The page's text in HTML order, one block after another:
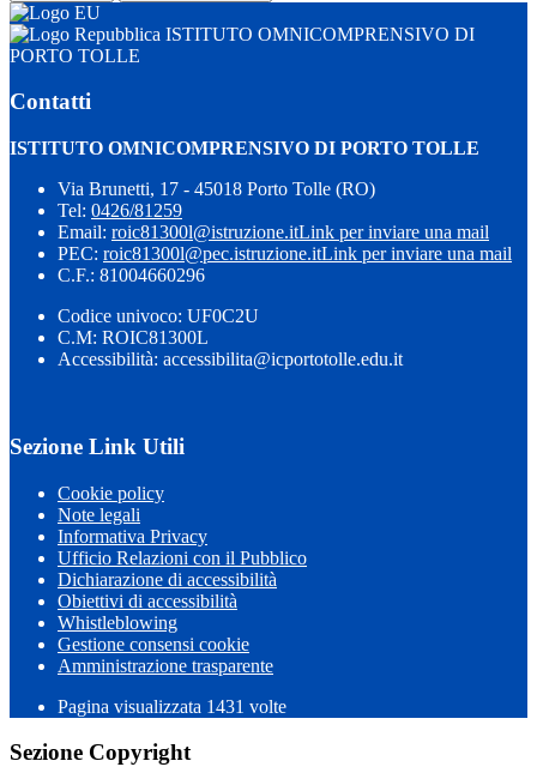
ISTITUTO OMNICOMPRENSIVO DI
PORTO TOLLE
Contatti
ISTITUTO OMNICOMPRENSIVO DI PORTO TOLLE
Via Brunetti, 17 - 45018 Porto Tolle (RO)
Tel: 0426/81259
Email: roic81300l@istruzione.itLink per inviare una mail
PEC: roic81300l@pec.istruzione.itLink per inviare una mail
C.F.: 81004660296
Codice univoco: UF0C2U
C.M: ROIC81300L
Accessibilità: accessibilita@icportotolle.edu.it
Sezione Link Utili
Cookie policy
Note legali
Informativa Privacy
Ufficio Relazioni con il Pubblico
Dichiarazione di accessibilità
Obiettivi di accessibilità
Whistleblowing
Gestione consensi cookie
Amministrazione trasparente
Pagina visualizzata 1431 volte
Sezione Copyright